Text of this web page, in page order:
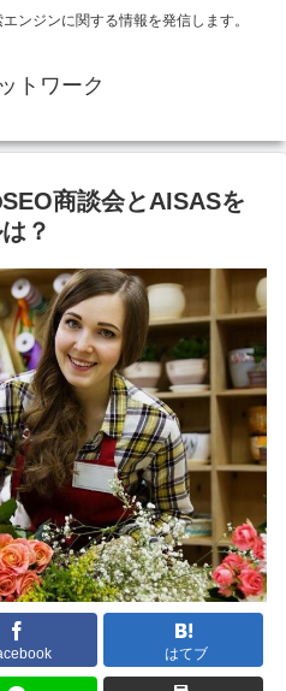
ンジンに関する情報を発信します。
トワーク
商談会とAISASを
？
はてブ